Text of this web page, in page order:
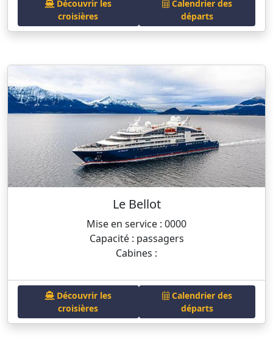
Découvrir les
croisières
Calendrier des
départs
Le Bellot
Mise en service : 0000
Capacité : passagers
Cabines :
Découvrir les
croisières
Calendrier des
départs